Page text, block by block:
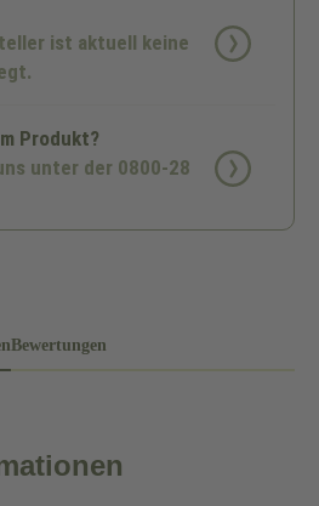
ist aktuell keine
Produkt?
unter der 0800-28
Bewertungen